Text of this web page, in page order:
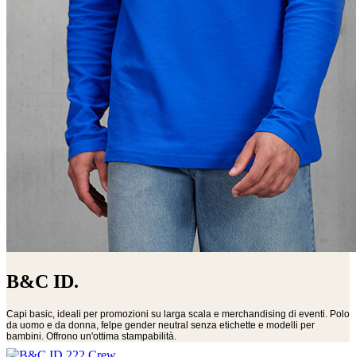
B&C ID.
Capi basic, ideali per promozioni su larga scala e merchandising di eventi. Polo
da uomo e da donna, felpe gender neutral senza etichette e modelli per
bambini. Offrono un'ottima stampabilità.